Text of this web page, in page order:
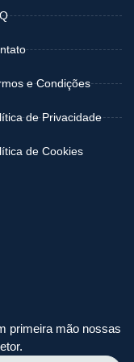
e Condições
de Privacidade
de Cookies
primeira mão nossas